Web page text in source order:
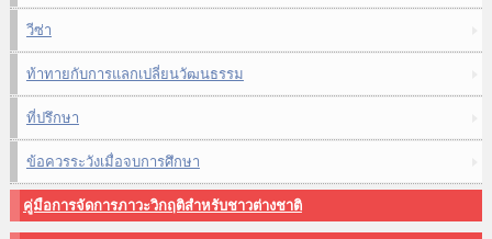
วีซ่า
ท้าทายกับการแลกเปลี่ยนวัฒนธรรม
ที่ปรึกษา
ข้อควรระวังเมื่อจบการศึกษา
คู่มือการจัดการภาวะวิกฤติสำหรับชาวต่างชาติ